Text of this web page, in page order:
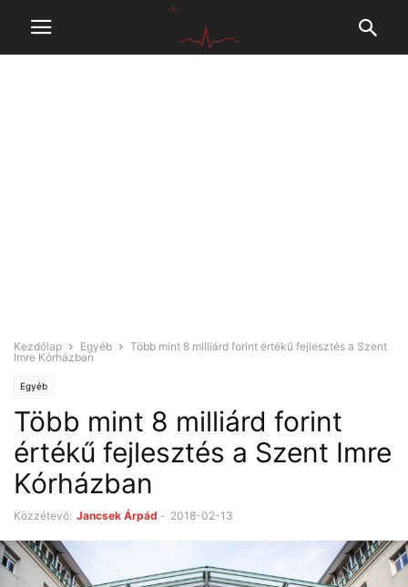
Kezdőlap Egyéb
Több mint 8 milliárd forint értékű fejlesztés a Szent
Imre Kórházban
Egyéb
Több mint 8 milliárd forint
értékű fejlesztés a Szent Imre
Kórházban
Közzétevő: Jancsek Árpád - 2018-02-13